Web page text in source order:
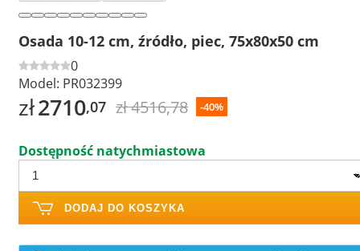
Osada 10-12 cm, źródło, piec, 75x80x50 cm
0
Model: PR032399
zł2710,07 zł 4516,78 -40%
Dostępność natychmiastowa
DODAJ DO KOSZYKA